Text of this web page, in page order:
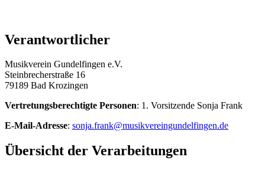
Verantwortlicher
Musikverein Gundelfingen e.V.
Steinbrecherstraße 16
79189 Bad Krozingen
Vertretungsberechtigte Personen: 1. Vorsitzende Sonja Frank
E-Mail-Adresse: sonja.frank@musikvereingundelfingen.de
Übersicht der Verarbeitungen